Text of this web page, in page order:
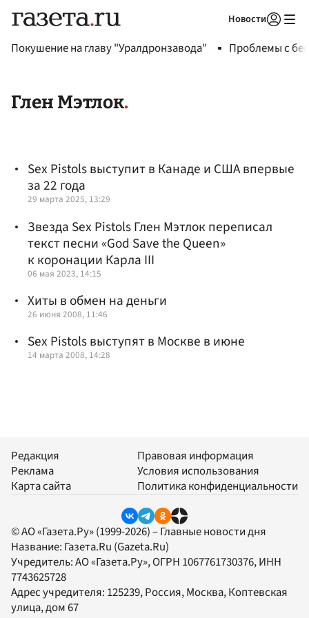
Новости
Покушение на главу "Уралдронзавода" Проблемы с
Глен Мэтлок
Sex Pistols выступит в Канаде и США впервые
за 22 года
29 марта 2025, 13:29
Звезда Sex Pistols Глен Мэтлок переписал
текст песни «God Save the Queen»
к коронации Карла III
06 мая 2023, 14:15
Хиты в обмен на деньги
26 июня 2008, 11:46
Sex Pistols выступят в Москве в июне
14 марта 2008, 14:28
Редакция
Реклама
Карта сайта
Правовая информация
Условия использования
Политика конфиденциальности
© АО «Газета.Ру» (1999-2026) – Главные новости дня
Название: Газета.Ru (Gazeta.Ru)
Учредитель:АО «Газета.Ру», ОГРН 1067761730376, ИНН
7743625728
Адрес учредителя: 125239, Россия, Москва, Коптевская
улица, дом 67